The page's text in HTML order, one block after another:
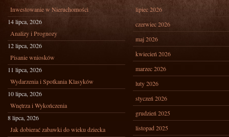
Inwestowanie w Nieruchomości
14 lipca, 2026
Analizy i Prognozy
12 lipca, 2026
Pisanie wniosków
11 lipca, 2026
Wydarzenia i Spotkania Klasyków
10 lipca, 2026
Wnętrza i Wykończenia
8 lipca, 2026
Jak dobierać zabawki do wieku dziecka
lipiec 2026
czerwiec 2026
maj 2026
kwiecień 2026
marzec 2026
luty 2026
styczeń 2026
grudzień 2025
listopad 2025